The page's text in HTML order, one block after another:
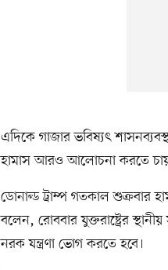
এদিকে গাজার ভবিষ্যৎ
হামাস আরও আলোচনা করতে
ডোনাল্ড ট্রাম্প গতকাল শুক্রবার
বলেন, রোববার যুক্তরাষ্ট্রের
নরক যন্ত্রণা ভোগ করতে হবে।